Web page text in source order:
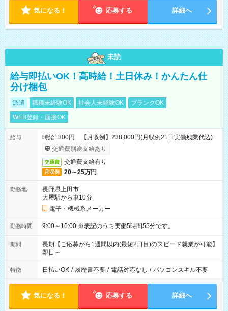
気になる！ 応募する 詳細へ
未読
給与即払いOK！高時給！土日休み！かんたん仕
分け梱包
派遣 職種未経験OK 社会人未経験OK
ブランクOK
WEB登録・面接OK
給与
時給1300円 【月収例】238,000円(月収例21日実働残業代込)
交通費別途支給あり
交通費 交通費支給有り
月収例 20～25万円
勤務地
長野県上田市
大屋駅から車10分
電子・機械系メーカー
勤務時間 9:00～16:00 ※表記のうち実働5時間55分です。
期間
長期【ご応募から1週間以内(最短2日目)のスピード就業が可能】
即日～
特徴 日払いOK / 履歴書不要 / 電話対応なし / パソコンスキル不要
気になる！ 応募する 詳細へ